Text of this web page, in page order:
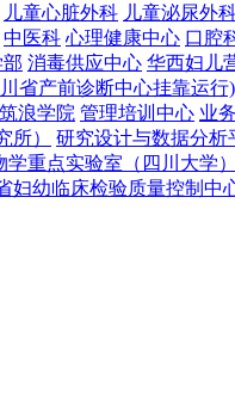
儿童心脏外科 儿童泌尿外
中医科 心理健康中心 口腔
消毒供应中心 华西妇儿
省产前诊断中心挂靠运行)
筑浪学院 管理培训中心 业
所）
研究设计与数据分析
重点实验室（四川大学）
妇幼临床检验质量控制中